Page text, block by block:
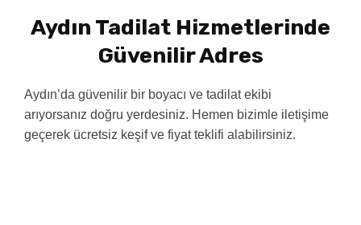
Aydın Tadilat Hizmetlerinde
Güvenilir Adres
Aydın’da güvenilir bir boyacı ve tadilat ekibi
arıyorsanız doğru yerdesiniz. Hemen bizimle iletişime
geçerek ücretsiz keşif ve fiyat teklifi alabilirsiniz.